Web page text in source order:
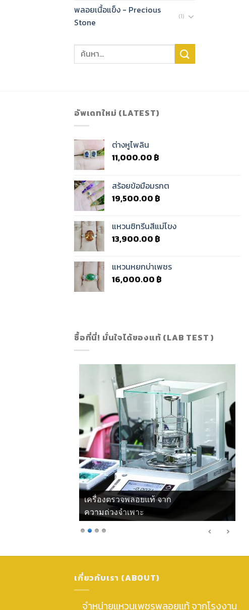
พลอยเนื้อแข็ง - Precious
Stone
(1)
อัพเดทใหม่ (LATEST)
ต่างหูไพลิน
11,000.00 ฿
สร้อยข้อมือมรกต
19,500.00 ฿
แหวนซิทรีนสีแม่โขง
13,900.00 ฿
แหวนหยกบ่าเพชร
16,000.00 ฿
ซื้อที่นี่! มั่นใจได้ของแท้ (LAB TEST )
เครื่องตรวจพลอยแท้ จาก
ความถ่วงจำเพาะ
เกี่ยวกับเรา (ABOUT)
จำหน่ายแหวนเพชรพลอยแท้ จากโรงงาน